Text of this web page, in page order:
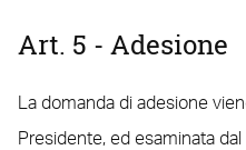
Art. 5 - Adesione
La domanda di adesione
Presidente, ed esaminata